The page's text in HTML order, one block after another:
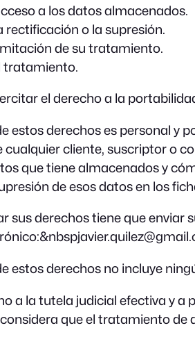
a los datos almacenados.
rectificación o la supresión.
de su tratamiento.
tratamiento.
el derecho a la
estos derechos es personal y
cualquier cliente, suscriptor o
que tiene almacenados y
de esos datos en los
sus derechos tiene que
estos derechos no incluye
a la tutela judicial efectiva y
que el tratamiento de